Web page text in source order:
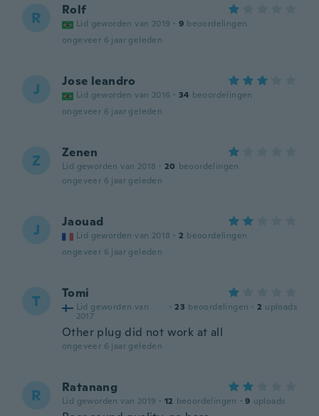
R Rolf
Lid geworden van 2019 · 9 beoordelingen
ongeveer 6 jaar geleden
J Jose leandro
Lid geworden van 2016 · 34 beoordelingen
ongeveer 6 jaar geleden
Z Zenen
Lid geworden van 2018 · 20 beoordelingen
ongeveer 6 jaar geleden
J Jaouad
Lid geworden van 2018 · 2 beoordelingen
ongeveer 6 jaar geleden
T Tomi
Lid geworden van
2017
· 23 beoordelingen · 2 uploads
Other plug did not work at all
ongeveer 6 jaar geleden
R Ratanang
Lid geworden van 2019 · 12 beoordelingen · 9 uploads